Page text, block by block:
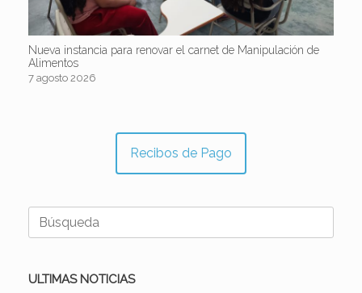
Nueva instancia para renovar el carnet de Manipulación de
Alimentos
7 agosto 2026
Recibos de Pago
Buscar:
ULTIMAS NOTICIAS